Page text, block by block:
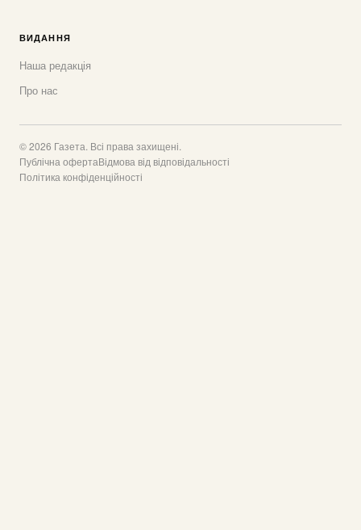
ВИДАННЯ
Наша редакція
Про нас
© 2026 Газета. Всі права захищені.
Публічна офертаВідмова від відповідальності
Політика конфіденційності